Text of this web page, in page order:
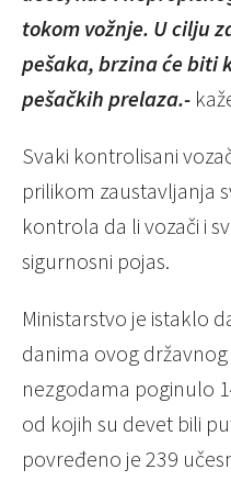
tokom vožnje. U cilju
pešaka, brzina će biti
pešačkih prelaza.-
Svaki kontrolisani
prilikom zaustavljanja
kontrola da li vozači i
sigurnosni pojas.
Ministarstvo je istaklo
danima ovog
nezgodama poginulo
od kojih su devet bili
povređeno je 239